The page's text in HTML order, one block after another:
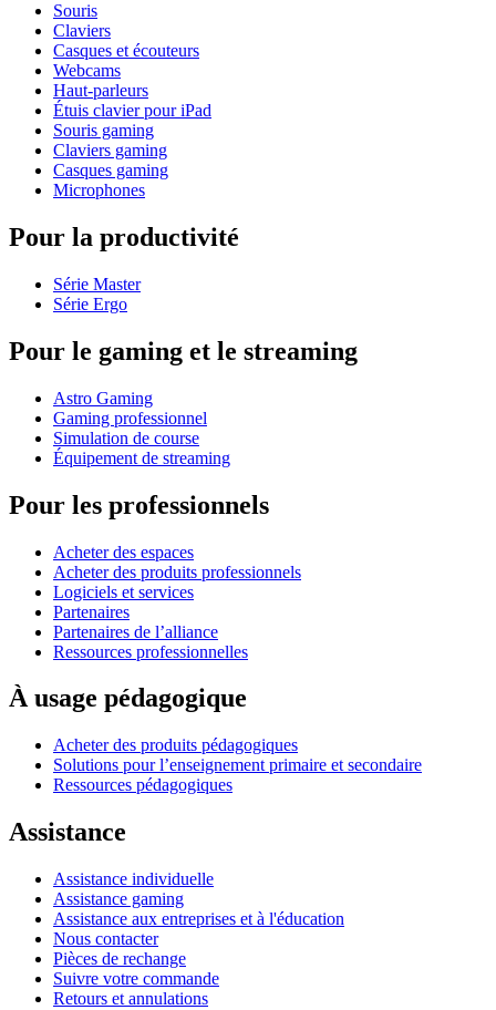
Souris
Claviers
Casques et écouteurs
Webcams
Haut-parleurs
Étuis clavier pour iPad
Souris gaming
Claviers gaming
Casques gaming
Microphones
Pour la productivité
Série Master
Série Ergo
Pour le gaming et le streaming
Astro Gaming
Gaming professionnel
Simulation de course
Équipement de streaming
Pour les professionnels
Acheter des espaces
Acheter des produits professionnels
Logiciels et services
Partenaires
Partenaires de l’alliance
Ressources professionnelles
À usage pédagogique
Acheter des produits pédagogiques
Solutions pour l’enseignement primaire et secondaire
Ressources pédagogiques
Assistance
Assistance individuelle
Assistance gaming
Assistance aux entreprises et à l'éducation
Nous contacter
Pièces de rechange
Suivre votre commande
Retours et annulations